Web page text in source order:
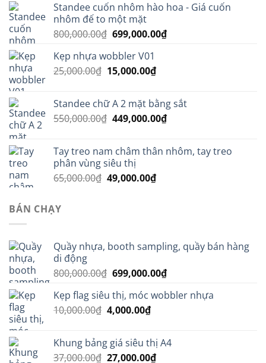
Standee cuốn nhôm hào hoa - Giá cuốn
nhôm đế to một mặt
800,000.00₫ Giá
là:
800,000.00₫.
699,000.00₫Giá
Kẹp nhựa wobbler V01
25,000.00₫ Giá
25,000.00₫.
15,000.00₫Giá
tại
là:
15,000.00₫.
Standee chữ A 2 mặt bằng sắt
550,000.00₫ Giá
550,000.00₫.
449,000.00₫Giá
là:
Tay treo nam châm thân nhôm, tay treo
phân vùng siêu thị
65,000.00₫ Giá
49,000.00₫Giá
BÁN CHẠY
Quầy nhựa, booth sampling, quầy bán hàng
di động
800,000.00₫ Giá
là:
800,000.00₫.
699,000.00₫Giá
tại
Kẹp flag siêu thị, móc wobbler nhựa
10,000.00₫ Giá
10,000.00₫.
4,000.00₫Giá
là:
4,000.00₫.
Khung bảng giá siêu thị A4
37,000.00₫ Giá
27,000.00₫Giá